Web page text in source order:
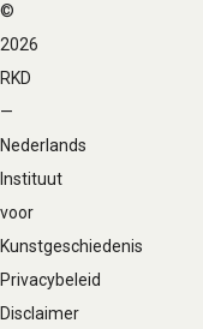
Voet
navigatie
©
2026
RKD
—
Nederlands
Instituut
voor
Kunstgeschiedenis
Privacybeleid
Disclaimer